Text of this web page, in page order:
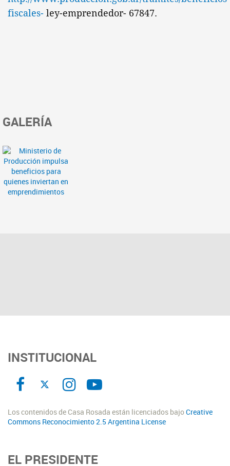
fiscales- ley-emprendedor- 67847.
GALERÍA
INSTITUCIONAL
Los contenidos de Casa Rosada están licenciados bajoCreative
Commons Reconocimiento 2.5 Argentina License
EL PRESIDENTE